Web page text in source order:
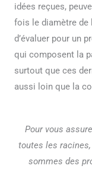
idées reçues,
fois le diamètre
d’évaluer pour un
qui composent la
surtout que ces
aussi loin que la
Pour vous
toutes les
sommes des